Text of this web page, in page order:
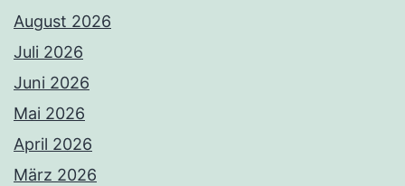
August 2026
Juli 2026
Juni 2026
Mai 2026
April 2026
März 2026